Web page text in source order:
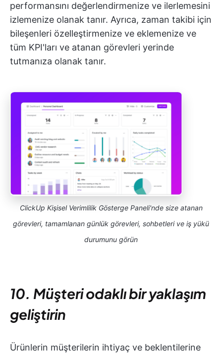
performansını değerlendirmenize ve ilerlemesini
izlemenize olanak tanır. Ayrıca, zaman takibi için
bileşenleri özelleştirmenize ve eklemenize ve
tüm KPI'ları ve atanan görevleri yerinde
tutmanıza olanak tanır.
ClickUp Kişisel Verimlilik Gösterge Paneli'nde size atanan
görevleri, tamamlanan günlük görevleri, sohbetleri ve iş yükü
durumunu görün
10. Müşteri odaklı bir yaklaşım
geliştirin
Ürünlerin müşterilerin ihtiyaç ve beklentilerine